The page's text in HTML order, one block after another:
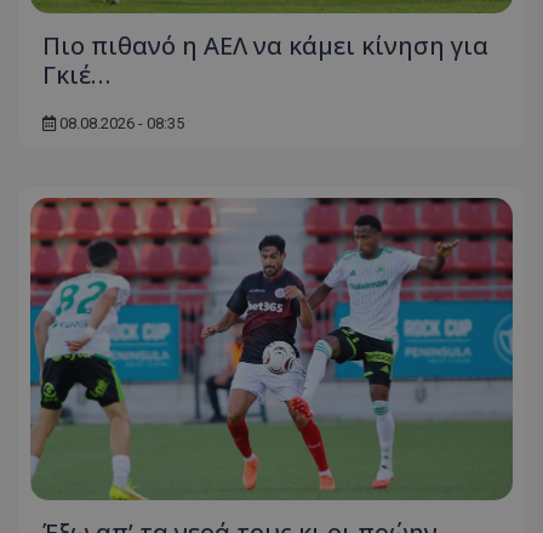
Πιο πιθανό η ΑΕΛ να κάμει κίνηση για
Γκιέ…
08.08.2026 - 08:35